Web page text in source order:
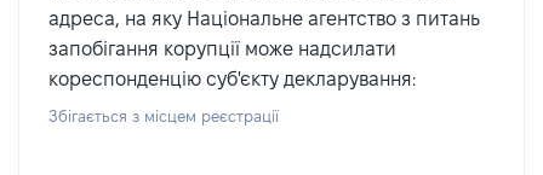
адреса, на яку Національне агентство з питань
запобігання корупції може надсилати
кореспонденцію суб'єкту декларування:
Збігається з місцем реєстрації